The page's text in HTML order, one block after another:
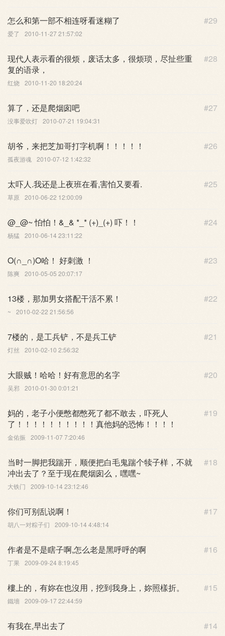
#29
怎么和第一部不相连呀看迷糊了
爱了 2010-11-27 21:57:02
#28
现代人表示看的很烦，废话太多，很烦琐，尽扯些重
复的语录，
红烧 2010-11-20 18:20:24
#27
算了，还是爬烟囱吧
没事爱吹灯 2010-07-21 19:04:31
#26
胡爷，来把芝加哥打字机啊！！！！！
孤夜游魂 2010-07-12 1:42:32
#25
太吓人.我还是上夜班在看,害怕又要看.
草原 2010-06-22 12:00:09
#24
@_@~ 怕怕！&_& *_* (+)_(+) 吓！！
杨猛 2010-06-14 23:11:22
#23
O(∩_∩)O哈！ 好刺激 ！
陈爽 2010-05-05 20:07:17
#22
13楼，那加男女搭配干活不累！
~ 2010-02-22 21:56:56
#21
7楼的，是工兵铲，不是兵工铲
灯丝 2010-02-10 2:56:32
#20
大眼贼！哈哈！好有意思的名字
吴邪 2010-01-30 0:01:21
#19
妈的，老子小便憋都憋死了都不敢去，吓死人
了！！！！！！！！！！真他妈的恐怖！！！！
金佑振 2009-11-07 7:20:46
#18
当时一脚把我踹开，顺便把白毛鬼踹个犊子样，不就
冲出去了？至于现在爬烟囱么，嘿嘿~
大铁门 2009-10-14 23:12:46
#17
你们可别乱说啊！
胡八一对粽子们 2009-10-14 4:48:14
#16
作者是不是瞎子啊,怎么老是黑呼呼的啊
丁果 2009-09-24 8:19:45
#15
樓上的，有妳在也沒用，挖到我身上，妳照樣折。
鐵墻 2009-09-17 22:44:59
#14
有我在,早出去了